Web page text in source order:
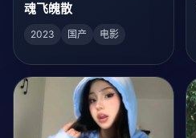
魂飞魄散
2023 国产 电影